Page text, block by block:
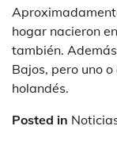
hogar nacieron
también.
Bajos, pero uno
holandés.
Posted in